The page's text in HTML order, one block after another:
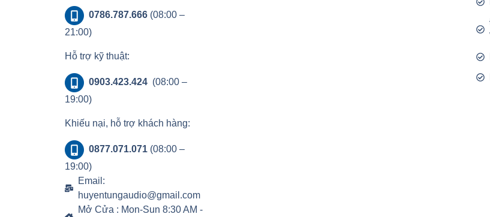
0786.787.666(08:00 –
21:00)
Hỗ trợ kỹ thuật:
0903.423.424 (08:00 –
19:00)
Khiếu nại, hỗ trợ khách hàng:
0877.071.071(08:00 –
19:00)
Email:
huyentungaudio@gmail.com
Mở Cửa : Mon-Sun 8:30 AM -